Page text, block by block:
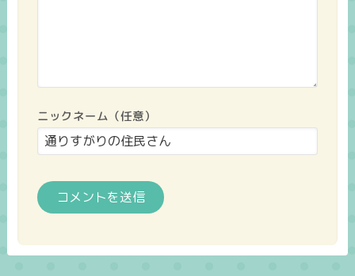
ニックネーム（任意）